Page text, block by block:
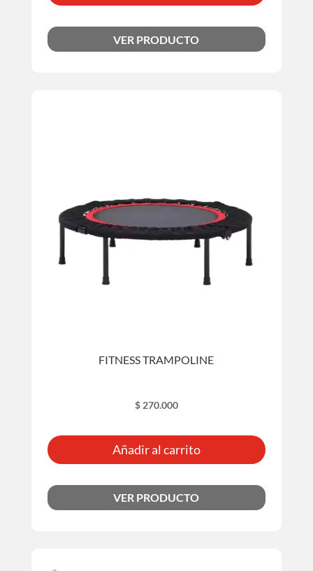
VER PRODUCTO
FITNESS TRAMPOLINE
$270.000
Añadir al carrito
VER PRODUCTO